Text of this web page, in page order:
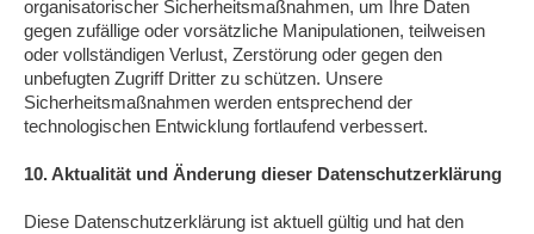
organisatorischer Sicherheitsmaßnahmen, um Ihre Daten
gegen zufällige oder vorsätzliche Manipulationen, teilweisen
oder vollständigen Verlust, Zerstörung oder gegen den
unbefugten Zugriff Dritter zu schützen. Unsere
Sicherheitsmaßnahmen werden entsprechend der
technologischen Entwicklung fortlaufend verbessert.
10. Aktualität und Änderung dieser Datenschutzerklärung
Diese Datenschutzerklärung ist aktuell gültig und hat den